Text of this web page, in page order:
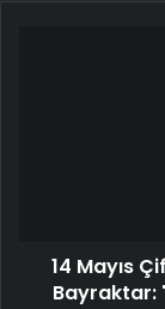
14 Mayıs
Bayraktar: